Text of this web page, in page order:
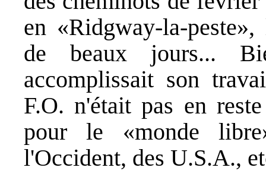
en «Ridgway-la-
de beaux jours...
accomplissait son
F.O. n'était pas en
pour le «monde
l'Occident, des U.S.A.,